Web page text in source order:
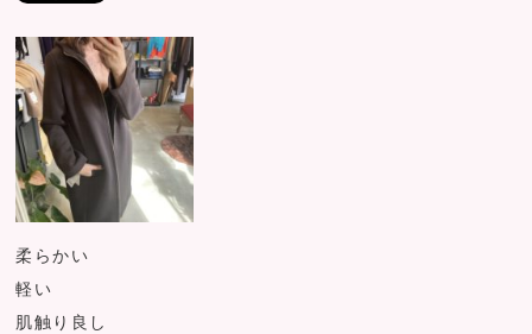
柔らかい
軽い
肌触り良し